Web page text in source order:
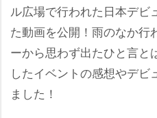
ル広場で行われた日本デビ
た動画を公開！雨のなか行
ーから思わず出たひと言と
したイベントの感想やデ
ました！